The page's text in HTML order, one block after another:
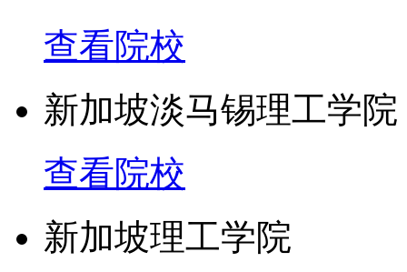
查看院校
新加坡淡马锡理工学院
查看院校
新加坡理工学院